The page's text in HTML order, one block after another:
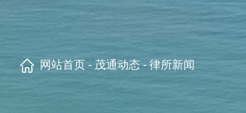
网站首页 - 茂通动态 - 律所新闻